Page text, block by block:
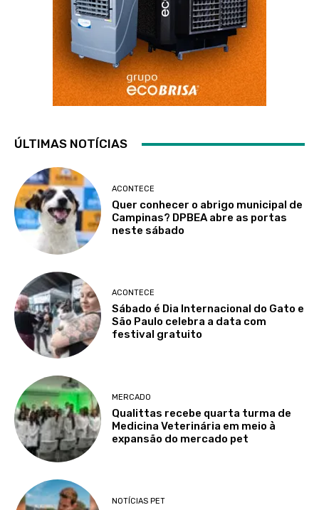
ÚLTIMAS NOTÍCIAS
ACONTECE
Quer conhecer o abrigo municipal de
Campinas? DPBEA abre as portas
neste sábado
ACONTECE
Sábado é Dia Internacional do Gato e
São Paulo celebra a data com
festival gratuito
MERCADO
Qualittas recebe quarta turma de
Medicina Veterinária em meio à
expansão do mercado pet
NOTÍCIAS PET